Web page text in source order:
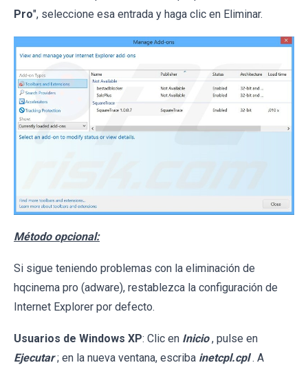
Pro", seleccione esa entrada y haga clic en Eliminar.
Método opcional:
Si sigue teniendo problemas con la eliminación de
hqcinema pro (adware), restablezca la configuración de
Internet Explorer por defecto.
Usuarios de Windows XP: Clic en Inicio , pulse en
Ejecutar ; en la nueva ventana, escriba inetcpl.cpl . A